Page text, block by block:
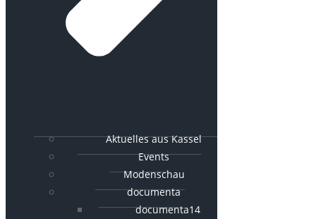
Aktuelles aus Kassel
Events
Modenschau
documenta
documenta14